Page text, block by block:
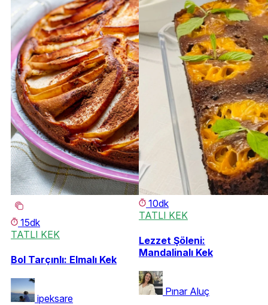
15dk
TATLI KEK
Bol Tarçınlı: Elmalı Kek
ipeksare
10dk
TATLI KEK
Lezzet Şöleni:
Mandalinalı Kek
Pınar Aluç